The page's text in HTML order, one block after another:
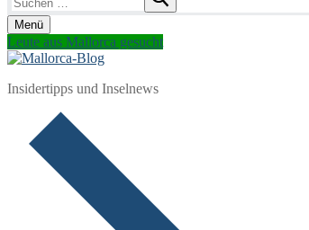
nach:
Menü
Leute aus Mallorca gesucht
Insidertipps und Inselnews